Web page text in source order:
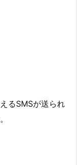
るSMSが送られ